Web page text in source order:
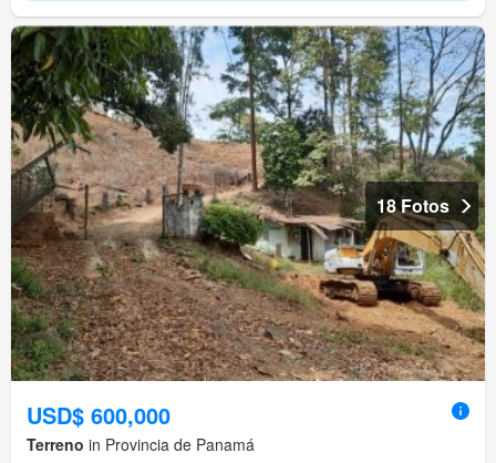
18 Fotos
USD$ 600,000
Terreno in Provincia de Panamá